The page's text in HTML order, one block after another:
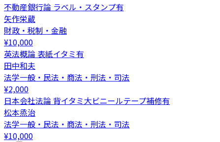
不動産銀行論 ラベル・スタンプ有
矢作栄蔵
財政・税制・金融
¥10,000
英法概論 表紙イタミ有
田中和夫
法学一般・民法・商法・刑法・司法
¥2,000
日本会社法論 背イタミ大ビニールテープ補修有
松本烝治
法学一般・民法・商法・刑法・司法
¥10,000